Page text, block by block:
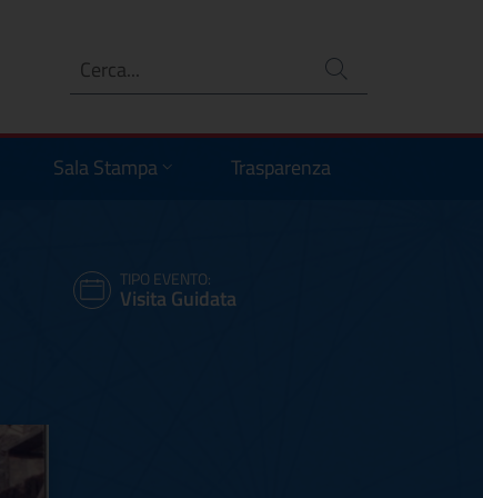
Ricerca
Sala Stampa Trasparenza
TIPO EVENTO:
Visita Guidata